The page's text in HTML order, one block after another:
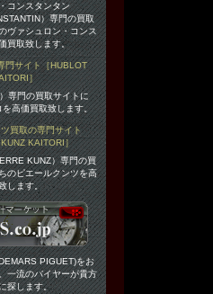
コンスタンタン
）専門の買取
ヴァシュロン・コンス
買取致します。
専門の買取サイトに
高価買取致します。
KUNZ）専門の買
のピエールクンツを高
します。
PIGUET)をお
一流のバイヤーが貴方
探します。